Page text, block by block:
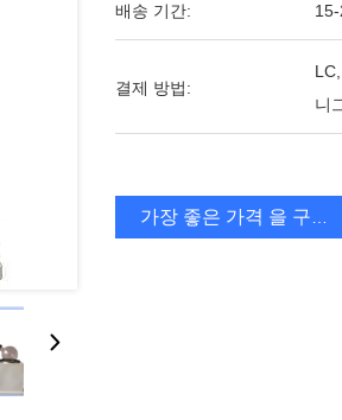
배송 기간:
결제 방법:
니
가장 좋은 가격 을 구하라